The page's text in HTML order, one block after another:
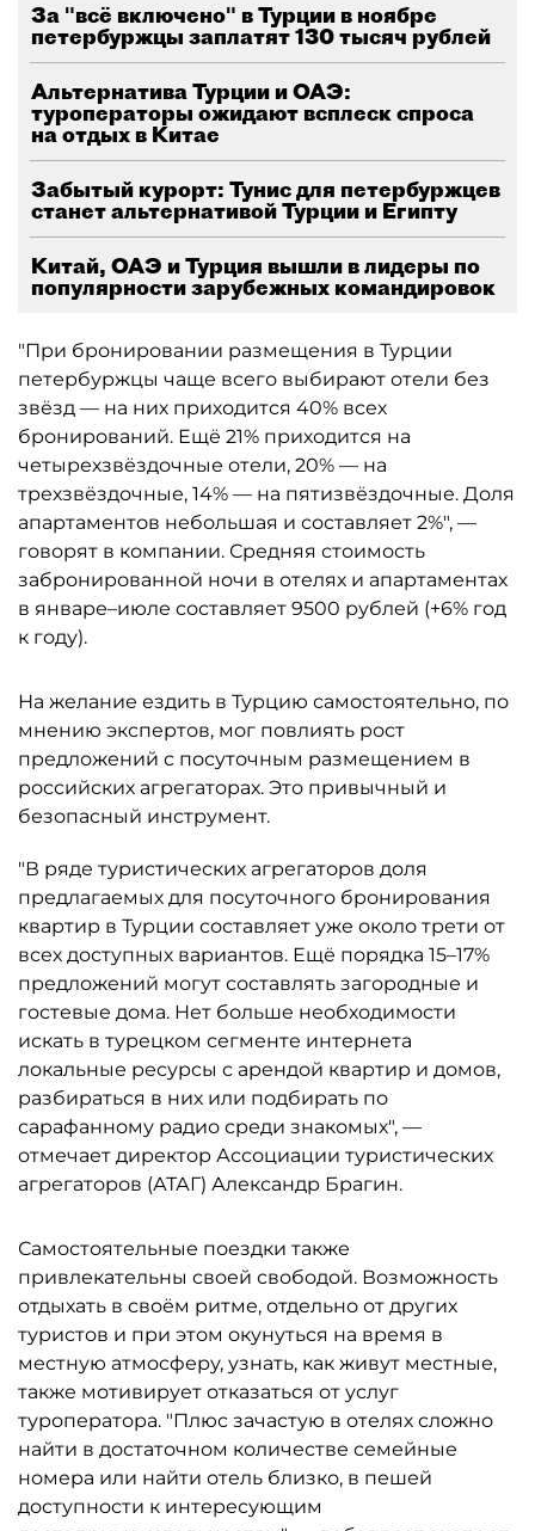
За "всё включено" в Турции в ноябре
петербуржцы заплатят 130 тысяч рублей
Альтернатива Турции и ОАЭ:
туроператоры ожидают всплеск спроса
на отдых в Китае
Забытый курорт: Тунис для петербуржцев
станет альтернативой Турции и Египту
Китай, ОАЭ и Турция вышли в лидеры по
популярности зарубежных командировок
"При бронировании размещения в Турции
петербуржцы чаще всего выбирают отели без
звёзд — на них приходится 40% всех
бронирований. Ещё 21% приходится на
четырехзвёздочные отели, 20% — на
трехзвёздочные, 14% — на пятизвёздочные. Доля
апартаментов небольшая и составляет 2%", —
говорят в компании. Средняя стоимость
забронированной ночи в отелях и апартаментах
в январе–июле составляет 9500 рублей (+6% год
к году).
На желание ездить в Турцию самостоятельно, по
мнению экспертов, мог повлиять рост
предложений с посуточным размещением в
российских агрегаторах. Это привычный и
безопасный инструмент.
"В ряде туристических агрегаторов доля
предлагаемых для посуточного бронирования
квартир в Турции составляет уже около трети от
всех доступных вариантов. Ещё порядка 15–17%
предложений могут составлять загородные и
гостевые дома. Нет больше необходимости
искать в турецком сегменте интернета
локальные ресурсы с арендой квартир и домов,
разбираться в них или подбирать по
сарафанному радио среди знакомых", —
отмечает директор Ассоциации туристических
агрегаторов (АТАГ) Александр Брагин.
Самостоятельные поездки также
привлекательны своей свободой. Возможность
отдыхать в своём ритме, отдельно от других
туристов и при этом окунуться на время в
местную атмосферу, узнать, как живут местные,
также мотивирует отказаться от услуг
туроператора. "Плюс зачастую в отелях сложно
найти в достаточном количестве семейные
номера или найти отель близко, в пешей
доступности к интересующим